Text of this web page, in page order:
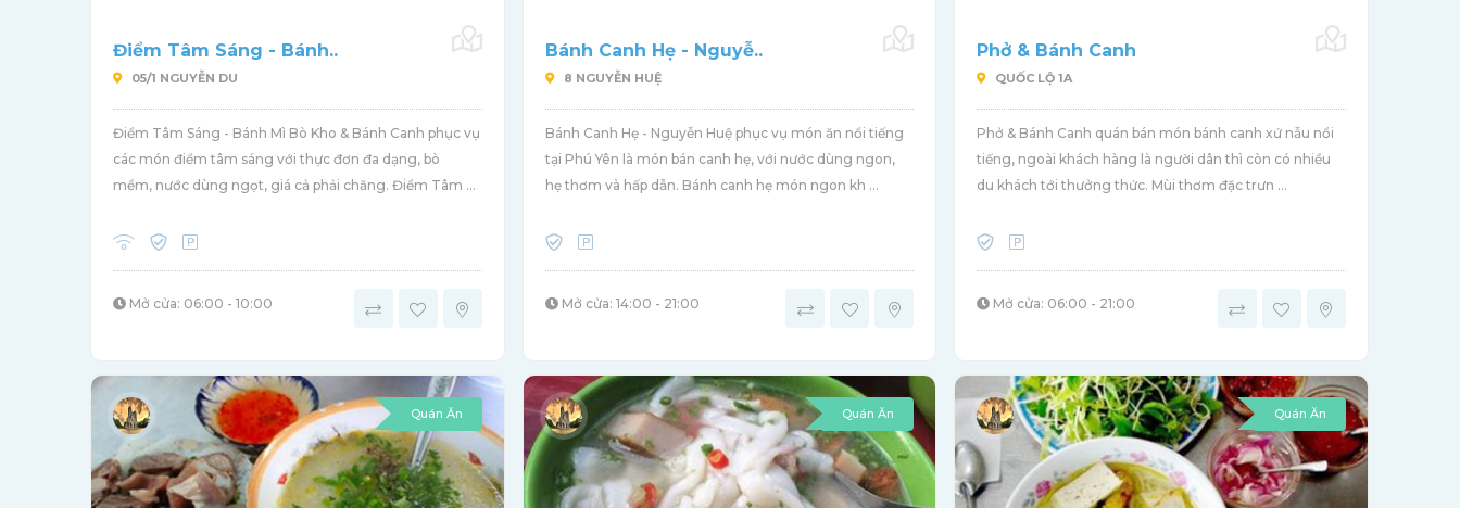
Điểm Tâm Sáng - Bánh..
05/1 NGUYỄN DU
Điểm Tâm Sáng - Bánh Mì Bò Kho & Bánh Canh phục vụ
các món điểm tâm sáng với thực đơn đa dạng, bò
mềm, nước dùng ngọt, giá cả phải chăng. Điểm Tâm ...
Mở cửa: 06:00 - 10:00
Bánh Canh Hẹ - Nguyễ..
8 NGUYỄN HUỆ
Bánh Canh Hẹ - Nguyễn Huệ phục vụ món ăn nổi tiếng
tại Phú Yên là món bán canh hẹ, với nước dùng ngon,
hẹ thơm và hấp dẫn. Bánh canh hẹ món ngon kh ...
Mở cửa: 14:00 - 21:00
Phở & Bánh Canh
QUỐC LỘ 1A
Phở & Bánh Canh quán bán món bánh canh xứ nẫu nổi
tiếng, ngoài khách hàng là người dân thì còn có nhiều
du khách tới thưởng thức. Mùi thơm đặc trưn ...
Mở cửa: 06:00 - 21:00
Quán Ăn Quán Ăn Quán Ăn